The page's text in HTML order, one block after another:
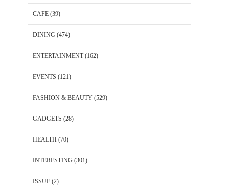
CAFE (39)
DINING (474)
ENTERTAINMENT(162)
EVENTS (121)
FASHION & BEAUTY (529)
GADGETS (28)
HEALTH (70)
INTERESTING (301)
ISSUE (2)